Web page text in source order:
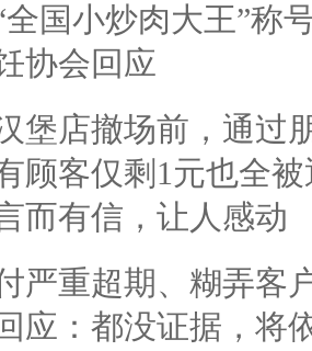
全国小炒肉大王”称
协会回应
堡店撤场前，通过
顾客仅剩1元也全
而有信，让人感动
严重超期、糊弄客
应：都没证据，将